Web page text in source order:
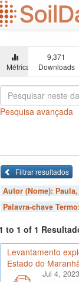
Ir
para
o
principal
Métricas
9,371
Downloads
Pesquisa avançada
Filtrar resultados
Autor (Nome):
Palavra-chave Termo:
to 1 of 1
Levantamento
Estado do
Jul 4, 2023